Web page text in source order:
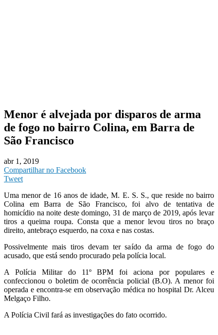
Menor é alvejada por disparos de arma
de fogo no bairro Colina, em Barra de
São Francisco
abr 1, 2019
Compartilhar no Facebook
Tweet
Uma menor de 16 anos de idade, M. E. S. S., que reside no bairro
Colina em Barra de São Francisco, foi alvo de tentativa de
homicídio na noite deste domingo, 31 de março de 2019, após levar
tiros a queima roupa. Consta que a menor levou tiros no braço
direito, antebraço esquerdo, na coxa e nas costas.
Possivelmente mais tiros devam ter saído da arma de fogo do
acusado, que está sendo procurado pela polícia local.
A Polícia Militar do 11º BPM foi aciona por populares e
confeccionou o boletim de ocorrência policial (B.O). A menor foi
operada e encontra-se em observação médica no hospital Dr. Alceu
Melgaço Filho.
A Polícia Civil fará as investigações do fato ocorrido.